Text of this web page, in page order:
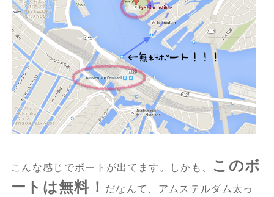
こんな感じでボートが出てます。しかも、
このボ
ートは無料！ だなんて、アムステルダム太っ